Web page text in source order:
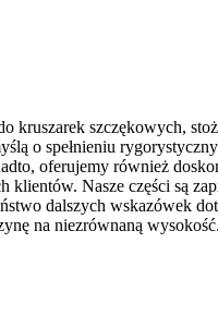
kruszarek szczękowych,
o spełnieniu
oferujemy również
Nasze części są
dalszych wskazówek
na niezrównaną wysokość.